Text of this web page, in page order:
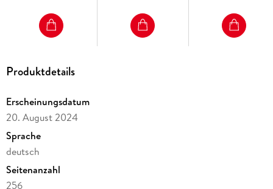
Produktdetails
Erscheinungsdatum
20. August 2024
Sprache
deutsch
Seitenanzahl
256